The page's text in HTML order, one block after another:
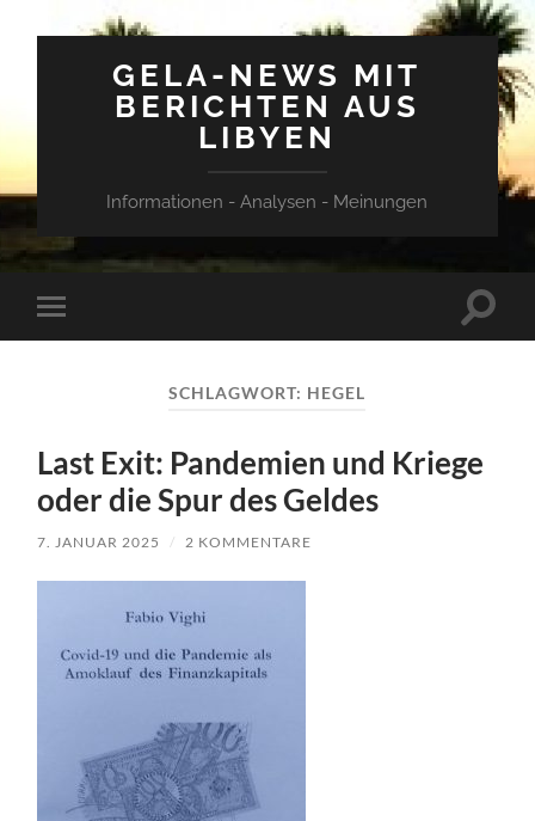
GELA-NEWS MIT
BERICHTEN AUS
LIBYEN
Informationen - Analysen - Meinungen
Mobile-
Menü
SCHLAGWORT: HEGEL
Last Exit: Pandemien und Kriege
oder die Spur des Geldes
7. JANUAR 2025 / 2 KOMMENTARE